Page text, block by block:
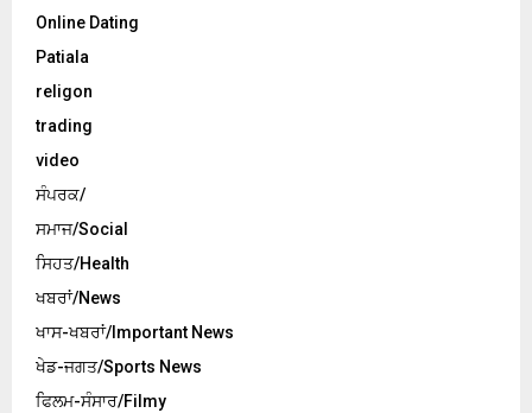
Online Dating
Patiala
religon
trading
video
ਸੰਪਰਕ/
ਸਮਾਜ/Social
ਸਿਹਤ/Health
ਖਬਰਾਂ/News
ਖਾਸ-ਖਬਰਾਂ/Important News
ਖੇਡ-ਜਗਤ/Sports News
ਫਿਲਮ-ਸੰਸਾਰ/Filmy